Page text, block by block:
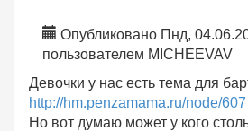
Опубликовано Пнд,
пользователем MICHEEVAV
Девочки у нас есть тема для
http://hm.penzamama.ru/node/607
Но вот думаю может у кого